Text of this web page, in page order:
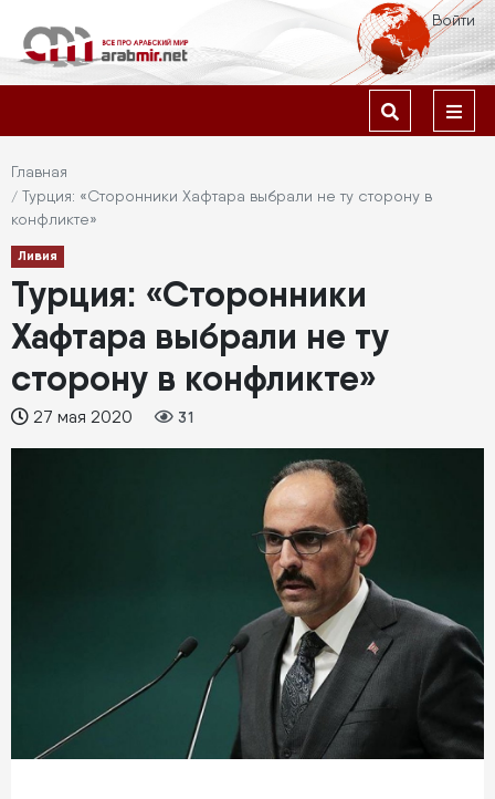
основному
содержанию
Меню
учётной
пользователя
Войти
навигация
Строка
навигации
Главная
Турция: «Сторонники Хафтара выбрали не ту сторону в
конфликте»
Ливия
Турция: «Сторонники
Хафтара выбрали не ту
сторону в конфликте»
27 мая 2020 31